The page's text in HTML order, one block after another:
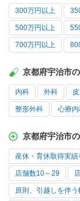
300万円以上
500万円以上
700万円以上
京都府宇治市
内科 外科
整形外科 心療
京都府宇治市
産休・育休取得実績
店舗数10～29
原則、引越しを伴う